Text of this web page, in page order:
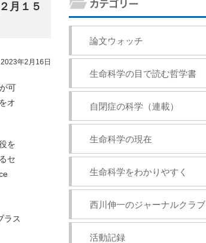
月１５
2023年2月16日
可
オ
を
セ
ラス
論文ウォッチ
生命科学の目で読む哲学書
自閉症の科学（連載）
生命科学の現在
生命科学をわかりやすく
西川伸一のジャーナルクラブ
活動記録